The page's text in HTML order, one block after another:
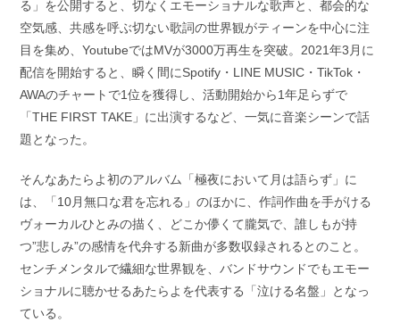
る」を公開すると、切なくエモーショナルな歌声と、都会的な
空気感、共感を呼ぶ切ない歌詞の世界観がティーンを中心に注
目を集め、YoutubeではMVが3000万再生を突破。2021年3月に
配信を開始すると、瞬く間にSpotify・LINE MUSIC・TikTok・
AWAのチャートで1位を獲得し、活動開始から1年足らずで
「THE FIRST TAKE」に出演するなど、一気に音楽シーンで話
題となった。
そんなあたらよ初のアルバム「極夜において月は語らず」に
は、「10月無口な君を忘れる」のほかに、作詞作曲を手がける
ヴォーカルひとみの描く、どこか儚くて朧気で、誰しもが持
つ”悲しみ”の感情を代弁する新曲が多数収録されるとのこと。
センチメンタルで繊細な世界観を、バンドサウンドでもエモー
ショナルに聴かせるあたらよを代表する「泣ける名盤」となっ
ている。